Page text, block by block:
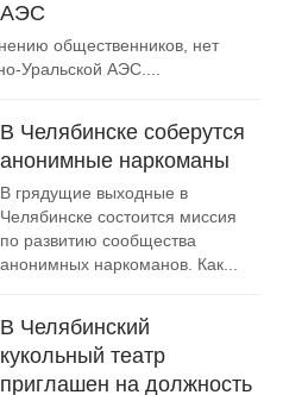
АЭС
общественников, нет
Уральской АЭС....
В Челябинске соберутся
анонимные наркоманы
В грядущие выходные в
Челябинске состоится миссия
по развитию сообщества
анонимных наркоманов. Как...
В Челябинский
кукольный театр
приглашен на должность